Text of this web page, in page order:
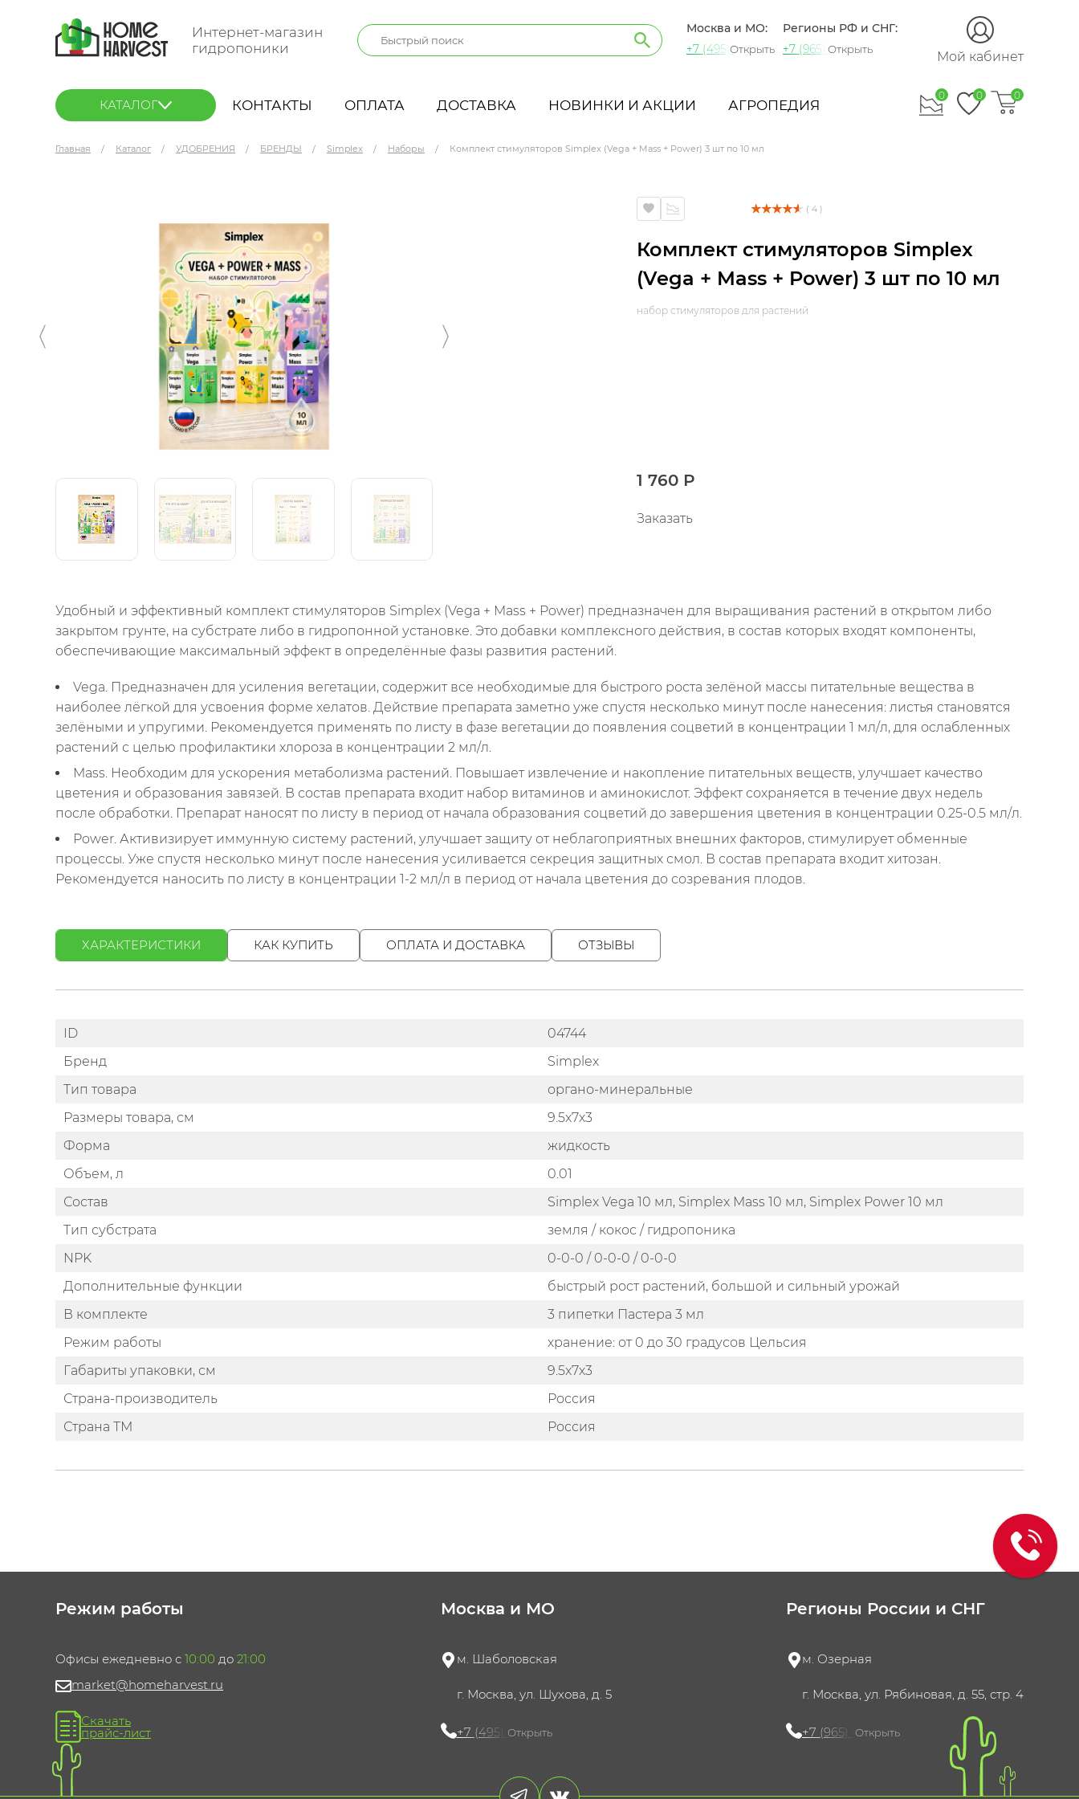
Интернет-магазин
гидропоники
Москва и МО:
+7 (495) 721-60-15
Открыть
Регионы РФ и СНГ:
+7 (965) 420-10-10
Открыть Мой кабинет
КАТАЛОГ КОНТАКТЫ ОПЛАТА ДОСТАВКА НОВИНКИ И АКЦИИ АГРОПЕДИЯ
0 0 0
Главная Каталог УДОБРЕНИЯ БРЕНДЫ Simplex Наборы Комплект стимуляторов Simplex (Vega + Mass + Power) 3 шт по 10 мл
( 4 )
Комплект стимуляторов Simplex
(Vega + Mass + Power) 3 шт по 10 мл
набор стимуляторов для растений
1 760 Р
Заказать
Удобный и эффективный комплект стимуляторов Simplex (Vega + Mass + Power) предназначен для выращивания растений в открытом либо
закрытом грунте, на субстрате либо в гидропонной установке. Это добавки комплексного действия, в состав которых входят компоненты,
обеспечивающие максимальный эффект в определённые фазы развития растений.
Vega . Предназначен для усиления вегетации, содержит все необходимые для быстрого роста зелёной массы питательные вещества в
наиболее лёгкой для усвоения форме хелатов. Действие препарата заметно уже спустя несколько минут после нанесения: листья становятся
зелёными и упругими. Рекомендуется применять по листу в фазе вегетации до появления соцветий в концентрации 1 мл/л, для ослабленных
растений с целью профилактики хлороза в концентрации 2 мл/л.
Mass . Необходим для ускорения метаболизма растений. Повышает извлечение и накопление питательных веществ, улучшает качество
цветения и образования завязей. В состав препарата входит набор витаминов и аминокислот. Эффект сохраняется в течение двух недель
после обработки. Препарат наносят по листу в период от начала образования соцветий до завершения цветения в концентрации 0.25-0.5 мл/л.
Power . Активизирует иммунную систему растений, улучшает защиту от неблагоприятных внешних факторов, стимулирует обменные
процессы. Уже спустя несколько минут после нанесения усиливается секреция защитных смол. В состав препарата входит хитозан.
Рекомендуется наносить по листу в концентрации 1-2 мл/л в период от начала цветения до созревания плодов.
ХАРАКТЕРИСТИКИ КАК КУПИТЬ ОПЛАТА И ДОСТАВКА ОТЗЫВЫ
ID
04744
Бренд
Simplex
Тип товара
органо-минеральные
Размеры товара, см
9.5x7x3
Форма
жидкость
Объем, л
0.01
Состав
Simplex Vega 10 мл, Simplex Mass 10 мл, Simplex Power 10 мл
Тип субстрата
земля / кокос / гидропоника
NPK
0-0-0 / 0-0-0 / 0-0-0
Дополнительные функции
быстрый рост растений, большой и сильный урожай
В комплекте
3 пипетки Пастера 3 мл
Режим работы
хранение: от 0 до 30 градусов Цельсия
Габариты упаковки, см
9.5x7x3
Страна-производитель
Россия
Страна ТМ
Россия
Режим работы
Офисы ежедневно с 10:00 до 21:00
market@homeharvest.ru
Скачать
прайс-лист
Москва и МО
м. Шаболовская
г. Москва, ул. Шухова, д. 5
+7 (495) 721-60-15
Открыть
Регионы России и СНГ
м. Озерная
г. Москва, ул. Рябиновая, д. 55, стр. 4
+7 (965) 420-10-10
Открыть